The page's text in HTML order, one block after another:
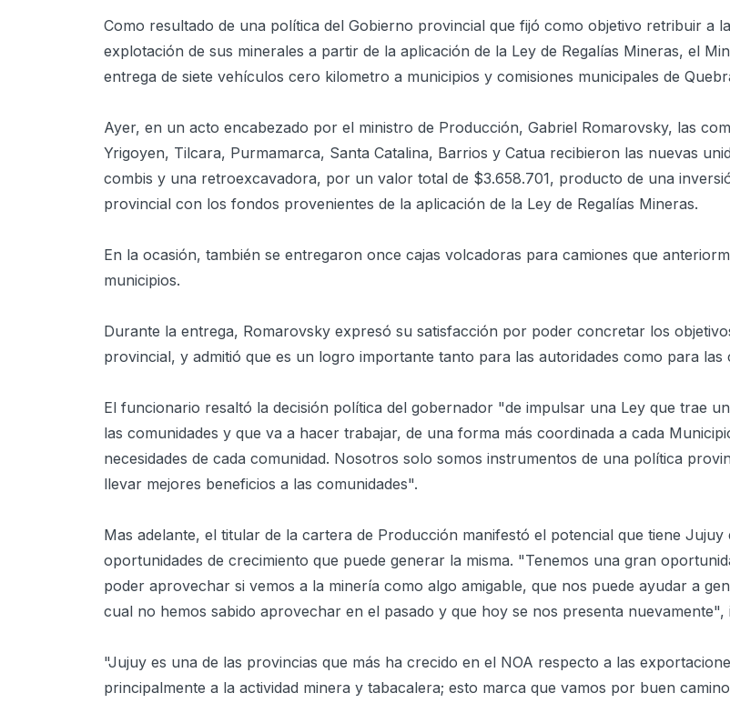
Como resultado de una política del Gobierno provincial que fijó como objetivo retribuir a
explotación de sus minerales a partir de la aplicación de la Ley de Regalías Mineras, el
entrega de siete vehículos cero kilometro a municipios y comisiones municipales de
Ayer, en un acto encabezado por el ministro de Producción, Gabriel Romarovsky, las
Yrigoyen, Tilcara, Purmamarca, Santa Catalina, Barrios y Catua recibieron las nuevas
combis y una retroexcavadora, por un valor total de $3.658.701, producto de una
provincial con los fondos provenientes de la aplicación de la Ley de Regalías Mineras.
En la ocasión, también se entregaron once cajas volcadoras para camiones que
municipios.
Durante la entrega, Romarovsky expresó su satisfacción por poder concretar los
provincial, y admitió que es un logro importante tanto para las autoridades como para las
El funcionario resaltó la decisión política del gobernador "de impulsar una Ley que trae
las comunidades y que va a hacer trabajar, de una forma más coordinada a cada
necesidades de cada comunidad. Nosotros solo somos instrumentos de una política
llevar mejores beneficios a las comunidades".
Mas adelante, el titular de la cartera de Producción manifestó el potencial que tiene Jujuy
oportunidades de crecimiento que puede generar la misma. "Tenemos una gran
poder aprovechar si vemos a la minería como algo amigable, que nos puede ayudar a
cual no hemos sabido aprovechar en el pasado y que hoy se nos presenta nuevamente",
"Jujuy es una de las provincias que más ha crecido en el NOA respecto a las
principalmente a la actividad minera y tabacalera; esto marca que vamos por buen